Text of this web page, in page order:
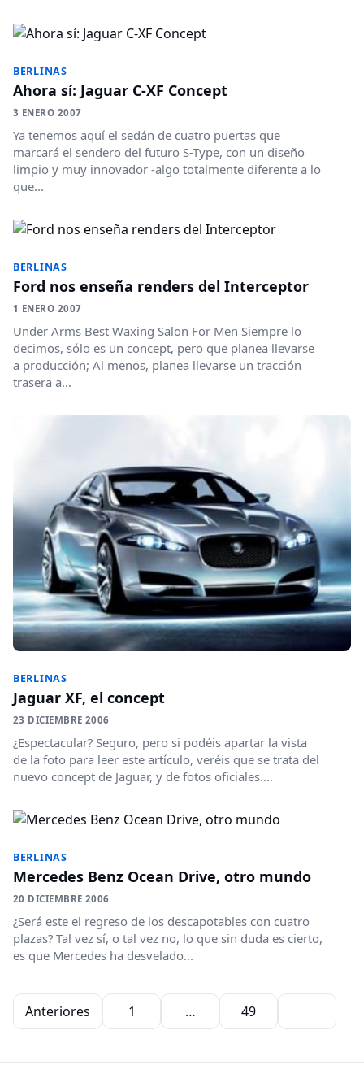
BERLINAS
Ahora sí: Jaguar C-XF Concept
3 ENERO 2007
Ya tenemos aquí el sedán de cuatro puertas que
marcará el sendero del futuro S-Type, con un diseño
limpio y muy innovador -algo totalmente diferente a lo
que...
BERLINAS
Ford nos enseña renders del Interceptor
1 ENERO 2007
Under Arms Best Waxing Salon For Men Siempre lo
decimos, sólo es un concept, pero que planea llevarse
a producción; Al menos, planea llevarse un tracción
trasera a...
BERLINAS
Jaguar XF, el concept
23 DICIEMBRE 2006
¿Espectacular? Seguro, pero si podéis apartar la vista
de la foto para leer este artículo, veréis que se trata del
nuevo concept de Jaguar, y de fotos oficiales....
BERLINAS
Mercedes Benz Ocean Drive, otro mundo
20 DICIEMBRE 2006
¿Será este el regreso de los descapotables con cuatro
plazas? Tal vez sí, o tal vez no, lo que sin duda es cierto,
es que Mercedes ha desvelado...
Paginación de entradas
Anteriores 1 … 49